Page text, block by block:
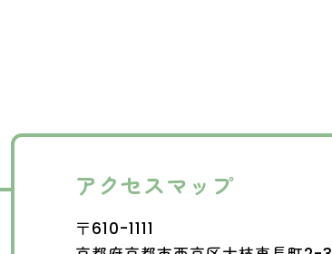
アクセスマップ
〒610-1111